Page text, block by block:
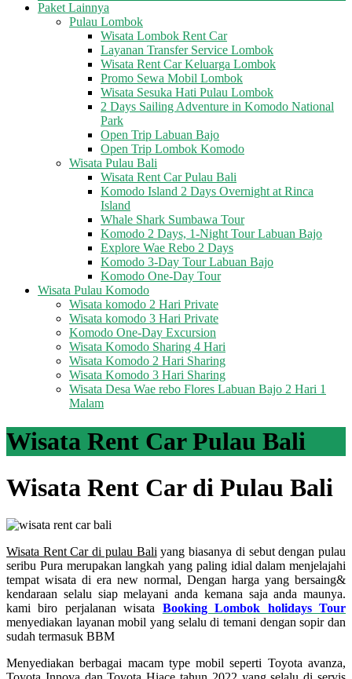
Paket Lainnya
Pulau Lombok
Wisata Lombok Rent Car
Layanan Transfer Service Lombok
Wisata Rent Car Keluarga Lombok
Promo Sewa Mobil Lombok
Wisata Sesuka Hati Pulau Lombok
2 Days Sailing Adventure in Komodo National
Park
Open Trip Labuan Bajo
Open Trip Lombok Komodo
Wisata Pulau Bali
Wisata Rent Car Pulau Bali
Komodo Island 2 Days Overnight at Rinca
Island
Whale Shark Sumbawa Tour
Komodo 2 Days, 1-Night Tour Labuan Bajo
Explore Wae Rebo 2 Days
Komodo 3-Day Tour Labuan Bajo
Komodo One-Day Tour
Wisata Pulau Komodo
Wisata komodo 2 Hari Private
Wisata komodo 3 Hari Private
Komodo One-Day Excursion
Wisata Komodo Sharing 4 Hari
Wisata Komodo 2 Hari Sharing
Wisata Komodo 3 Hari Sharing
Wisata Desa Wae rebo Flores Labuan Bajo 2 Hari 1
Malam
Wisata Rent Car Pulau Bali
Wisata Rent Car di Pulau Bali
Wisata Rent Car di pulau Bali yang biasanya di sebut dengan pulau
seribu Pura merupakan langkah yang paling idial dalam menjelajahi
tempat wisata di era new normal, Dengan harga yang bersaing&
kendaraan selalu siap melayani anda kemana saja anda maunya.
kami biro perjalanan wisata Booking Lombok holidays Tour
menyediakan layanan mobil yang selalu di temani dengan sopir dan
sudah termasuk BBM
Menyediakan berbagai macam type mobil seperti Toyota avanza,